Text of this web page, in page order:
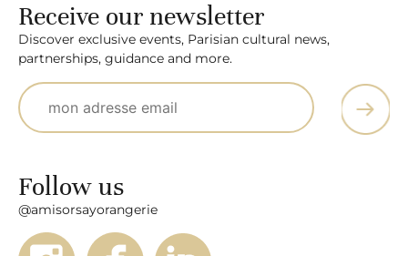
Receive our newsletter
Discover exclusive events, Parisian cultural news,
partnerships, guidance and more.
Follow us
@amisorsayorangerie